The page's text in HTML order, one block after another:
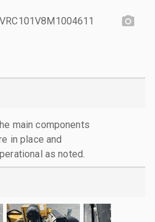
main components
in place and
as noted.